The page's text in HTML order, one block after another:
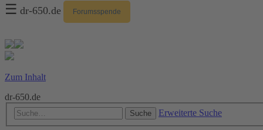
☰ dr-650.de Forumsspende
Zum Inhalt
dr-650.de
Suche Erweiterte Suche